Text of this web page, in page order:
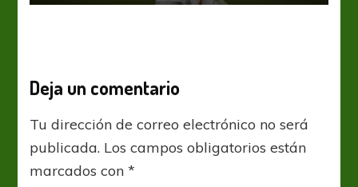
Deja un comentario
Tu dirección de correo electrónico no será
publicada. Los campos obligatorios están
marcados con*